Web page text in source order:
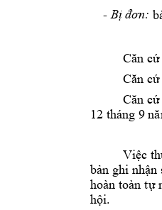
- Bị đơn:
Căn cứ
Căn cứ
Căn cứ
12 tháng 9
Việc
bản ghi nhận
hoàn toàn tự
hội.